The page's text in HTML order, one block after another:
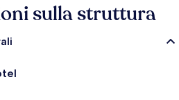
sulla struttura